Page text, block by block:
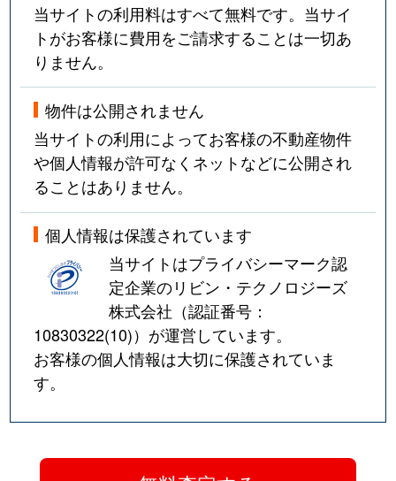
当サイトの利用料はすべて無料です。当サイ
トがお客様に費用をご請求することは一切あ
りません。
物件は公開されません
当サイトの利用によってお客様の不動産物件
や個人情報が許可なくネットなどに公開され
ることはありません。
個人情報は保護されています
当サイトはプライバシーマーク認
定企業のリビン・テクノロジーズ
株式会社（認証番号：
10830322(10)）が運営しています。
お客様の個人情報は大切に保護されていま
す。